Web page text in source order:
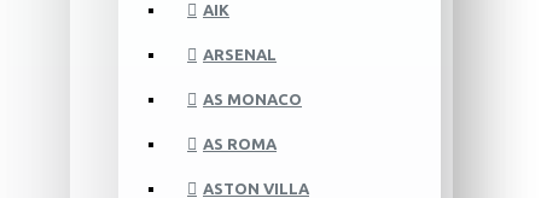
AIK
ARSENAL
AS MONACO
AS ROMA
ASTON VILLA